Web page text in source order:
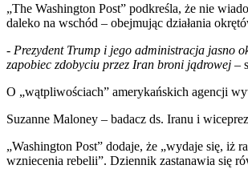
„The Washington Post” podkreśla, że nie
daleko na wschód – obejmując działania
- Prezydent Trump i jego administracja jasno
zapobiec zdobyciu przez Iran broni jądrowej –
O „wątpliwościach” amerykańskich agencji
Suzanne Maloney – badacz ds. Iranu i
„Washington Post” dodaje, że „wydaje się,
wzniecenia rebelii”. Dziennik zastanawia się